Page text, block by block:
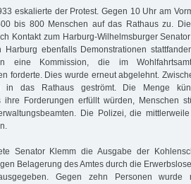
eskalierte der Protest. Gegen 10 Uhr am
bis 800 Menschen auf das Rathaus zu.
Kontakt zum Harburg-Wilhelmsburger
Harburg ebenfalls Demonstrationen
eine Kommission, die im
forderte. Dies wurde erneut abgelehnt.
in das Rathaus geströmt. Die Menge
ihre Forderungen erfüllt würden, Menschen
Die Polizei, die
Senator Klemm die Ausgabe der
Belagerung des Amtes durch die
Gegen zehn Personen wurde